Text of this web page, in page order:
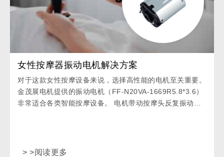
女性按摩器振动电机解决方案
对于这款女性按摩设备来说，选择高性能的电机至关重要。
金茂展电机提供的振动电机（FF-N20VA-1669R5.8*3.6）
非常适合各类智能按摩设备。 电机带动按摩头反复振动，
> >阅读更多